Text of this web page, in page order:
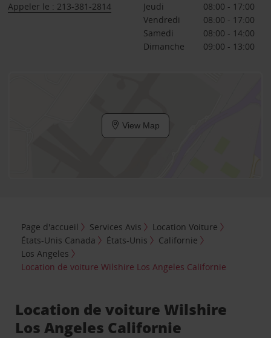
Appeler le : 213-381-2814
Jeudi
08:00 - 17:00
Vendredi
08:00 - 17:00
Samedi
08:00 - 14:00
Dimanche
09:00 - 13:00
View Map
Page d'accueil Services Avis
Location Voiture
États-Unis Canada
États-Unis
Californie
Los Angeles
Location de voiture Wilshire Los Angeles Californie
Location de voiture Wilshire
Los Angeles Californie